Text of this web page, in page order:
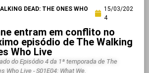
DEAD: THE ONES WHO
15/03/202
4
entram em conflito no
episódio de The Walking
Who Live
do Episódio 4 da 1ª temporada de The
Who Live - S01E04: What We.